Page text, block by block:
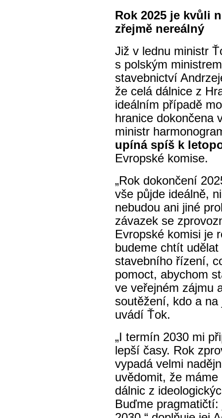
Rok 2025 je kvůli
zřejmě nereálný
Již v lednu ministr
s polským
stavebnictví
že celá dálnice z
ideálním případě
hranice dokončena
ministr
upíná spíš k
Evropské komise.
„Rok dokončení
vše půjde ideálně,
nebudou ani jiné
závazek se
Evropské komisi je
budeme chtít
stavebního řízení,
pomoct, abychom
ve veřejném zájmu
soutěžení, kdo a na
uvádí Ťok.
„I termín 2030 mi
lepší časy. Rok
vypadá velmi
uvědomit, že
dálnic z
Buďme